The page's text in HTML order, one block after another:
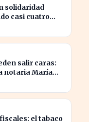
solidaridad
casi cuatro
salir caras:
notaria María
el tabaco